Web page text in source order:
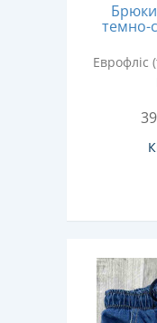
темно-
Еврофліс